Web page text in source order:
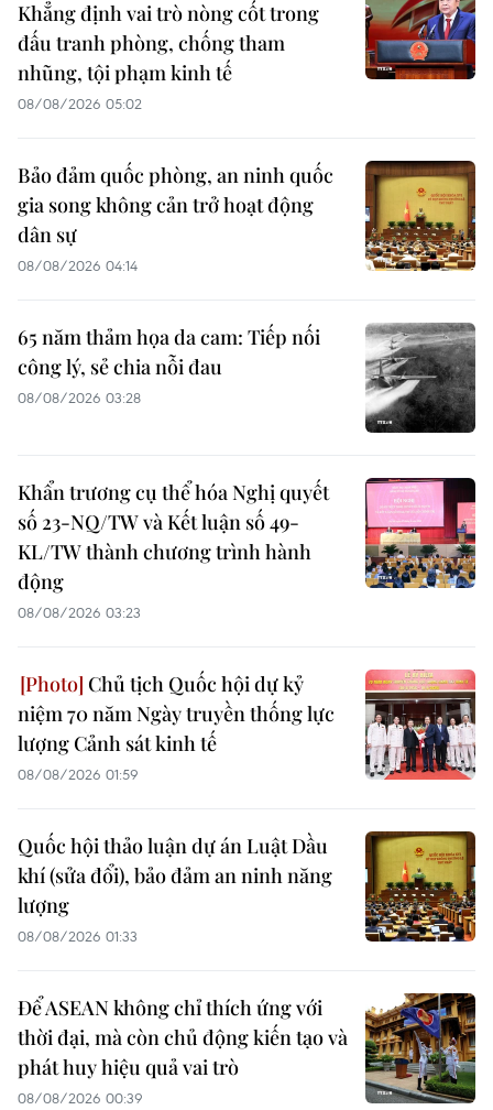
Khẳng định vai trò nòng cốt trong
đấu tranh phòng, chống tham
nhũng, tội phạm kinh tế
08/08/2026 05:02
Bảo đảm quốc phòng, an ninh quốc
gia song không cản trở hoạt động
dân sự
08/08/2026 04:14
65 năm thảm họa da cam: Tiếp nối
công lý, sẻ chia nỗi đau
08/08/2026 03:28
Khẩn trương cụ thể hóa Nghị quyết
số 23-NQ/TW và Kết luận số 49-
KL/TW thành chương trình hành
động
08/08/2026 03:23
Chủ tịch Quốc hội dự kỷ
niệm 70 năm Ngày truyền thống lực
lượng Cảnh sát kinh tế
08/08/2026 01:59
Quốc hội thảo luận dự án Luật Dầu
khí (sửa đổi), bảo đảm an ninh năng
lượng
08/08/2026 01:33
Để ASEAN không chỉ thích ứng với
thời đại, mà còn chủ động kiến tạo và
phát huy hiệu quả vai trò
08/08/2026 00:39